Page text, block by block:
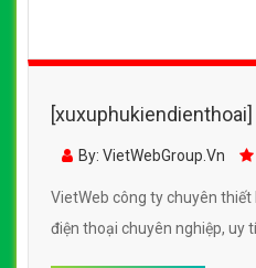
Phụ Kiện Điện Thoại
By: VietWebGroup.Vn
VietWeb công ty chuyên
điện thoại chuyên nghiệp, uy